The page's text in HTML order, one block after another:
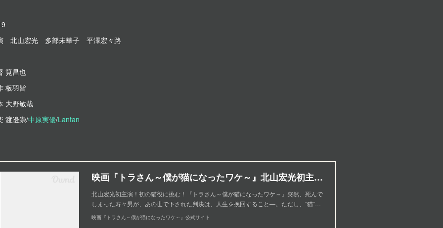
北山宏光 多部未華子 平澤宏々路
筧昌也
板羽皆
大野敏哉
渡邊崇/中原実優/Lantan
映画『トラさん～僕が猫になったワケ～』北山宏光初主演作！大ヒット上映中！
北山宏光初主演！初の猫役に挑む！『トラさん～僕が猫になったワケ～』突然、死んで
しまった寿々男が、あの世で下された判決は、人生を挽回すること―。ただし、“猫”…
映画『トラさん～僕が猫になったワケ～』公式サイト